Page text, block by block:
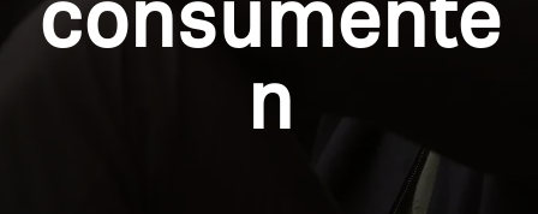
Koptelefoononderdelen en accessoires
consumente
n